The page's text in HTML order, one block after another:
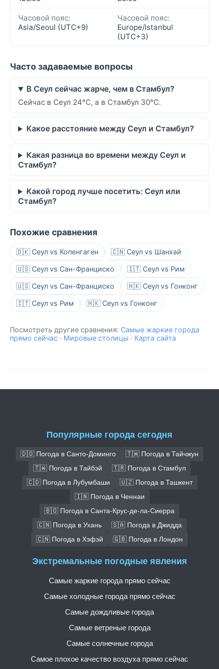
Часовой пояс:
Asia/Seoul (UTC+9)
Часовой пояс:
Europe/Istanbul
(UTC+3)
Часто задаваемые вопросы
В Сеул сейчас жарче, чем в Стамбул?
Сейчас в Сеул 24°C, а в Стамбул 30°C.
Какое расстояние между Сеул и Стамбул?
Какая разница во времени между Сеул и
Стамбул?
Какой город лучше посетить: Сеул или
Стамбул?
Похожие сравнения
🇩🇰 Сеул vs Копенгаген 🇨🇳 Сеул vs Шанхай
🇺🇸 Сеул vs Сан-Франциско 🇮🇹 Сеул vs Рим
🇺🇸 Сеул vs Сан-Франциско 🇭🇰 Сеул vs Гонконг
🇮🇹 Сеул vs Рим 🇭🇰 Сеул vs Гонконг
Посмотреть другие сравнения: Самые жаркие города
прямо сейчас · Мировые столицы · Карта сайта
Популярные города сегодня
🇩🇴 Погода в Санто-Доминго
🇹🇼 Погода в Тайчжун
🇹🇼 Погода в Тайбэй
🇹🇷 Погода в Стамбул
🇨🇩 Погода в Лубумбаши
🇺🇿 Погода в Ташкент
🇮🇳 Погода в Ченнаи
🇧🇴 Погода в Санта-Крус-де-ла-Сиерра
🇨🇳 Погода в Ухань
🇸🇦 Погода в Джидда
🇨🇳 Погода в Хэфэй
🇬🇧 Погода в Лондон
Экстремальные погодные явления
Самые жаркие города прямо сейчас
Самые холодные города прямо сейчас
Самые дождливые города
Самые ветреные города
Самые солнечные города
Самое плохое качество воздуха прямо сейчас